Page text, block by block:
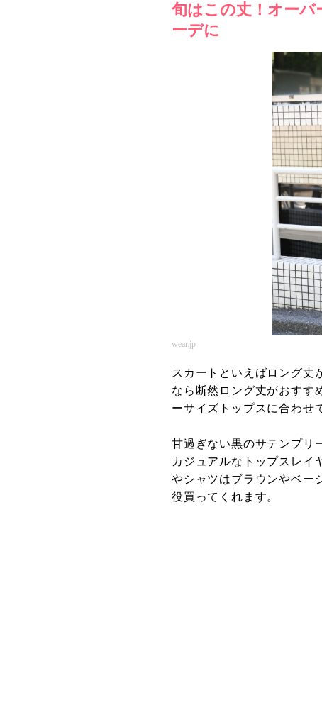
旬はこの丈！オー
ーデに
wear.jp
スカートといえばロング丈
なら断然ロング丈がおすす
ーサイズトップスに合わせ
甘過ぎない黒のサテンプリ
カジュアルなトップスレ
やシャツはブラウンやベー
役買ってくれます。